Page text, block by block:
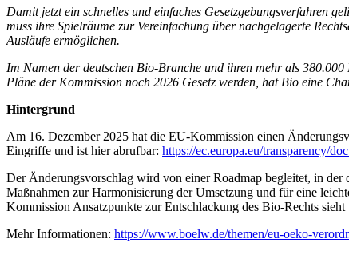
Damit jetzt ein schnelles und einfaches Gesetzgebungsverfahren
muss ihre Spielräume zur Vereinfachung über nachgelagerte
Ausläufe ermöglichen.
Im Namen der deutschen Bio-Branche und ihren mehr als
Pläne der Kommission noch 2026 Gesetz werden, hat Bio eine
Hintergrund
Am 16. Dezember 2025 hat die EU-Kommission einen
Eingriffe und ist hier abrufbar: https://ec.europa.eu/transparency/
Der Änderungsvorschlag wird von einer Roadmap begleitet, in
Maßnahmen zur Harmonisierung der Umsetzung und für eine
Kommission Ansatzpunkte zur Entschlackung des Bio-Rechts
Mehr Informationen: https://www.boelw.de/themen/eu-oeko-